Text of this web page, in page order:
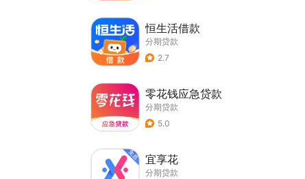
恒生活借款
分期贷款
2.7
零花钱应急贷款
分期贷款
5.0
宜享花
分期贷款